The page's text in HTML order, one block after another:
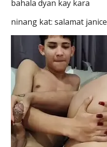
bahala dyan kay kara
ninang kat: salamat janice